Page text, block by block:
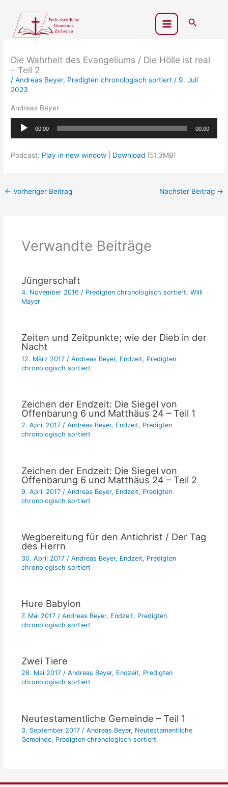
springen
Suchen
Die Wahrheit des Evangeliums / Die Hölle ist real
– Teil 2
/Andreas Beyer, Predigten chronologisch sortiert / 9. Juli
2023
Andreas Beyer
Audio-
00:00 00:00
Podcast: Play in new window Download (51.3MB)
← Vorheriger Beitrag Nächster Beitrag →
Verwandte Beiträge
Jüngerschaft
4. November 2016 / Predigten chronologisch sortiert, Willi
Mayer
Zeiten und Zeitpunkte; wie der Dieb in der
Nacht
12. März 2017 / Andreas Beyer, Endzeit, Predigten
chronologisch sortiert
Zeichen der Endzeit: Die Siegel von
Offenbarung 6 und Matthäus 24 – Teil 1
2. April 2017 / Andreas Beyer, Endzeit, Predigten
chronologisch sortiert
Zeichen der Endzeit: Die Siegel von
Offenbarung 6 und Matthäus 24 – Teil 2
9. April 2017 / Andreas Beyer, Endzeit, Predigten
chronologisch sortiert
Wegbereitung für den Antichrist / Der Tag
des Herrn
30. April 2017 / Andreas Beyer, Endzeit, Predigten
chronologisch sortiert
Hure Babylon
7. Mai 2017 / Andreas Beyer, Endzeit, Predigten
chronologisch sortiert
Zwei Tiere
28. Mai 2017 / Andreas Beyer, Endzeit, Predigten
chronologisch sortiert
Neutestamentliche Gemeinde – Teil 1
3. September 2017 / Andreas Beyer, Neutestamentliche
Gemeinde, Predigten chronologisch sortiert